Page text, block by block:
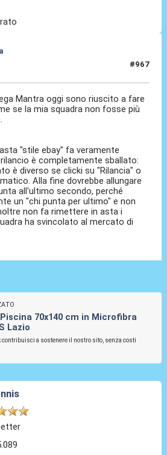
#967
Mantra oggi sono riuscito a fare
se la mia squadra non fosse più
"stile ebay" fa veramente
è completamente sballato:
è diverso se clicki su "Rilancia" o
Alla fine dovrebbe allungare
all'ultimo secondo, perché
un "chi punta per ultimo" e non
non fa rimettere in asta i
ha svincolato al mercato di
70x140 cm in Microfibra
Lazio
a sostenere il nostro sito, senza costi